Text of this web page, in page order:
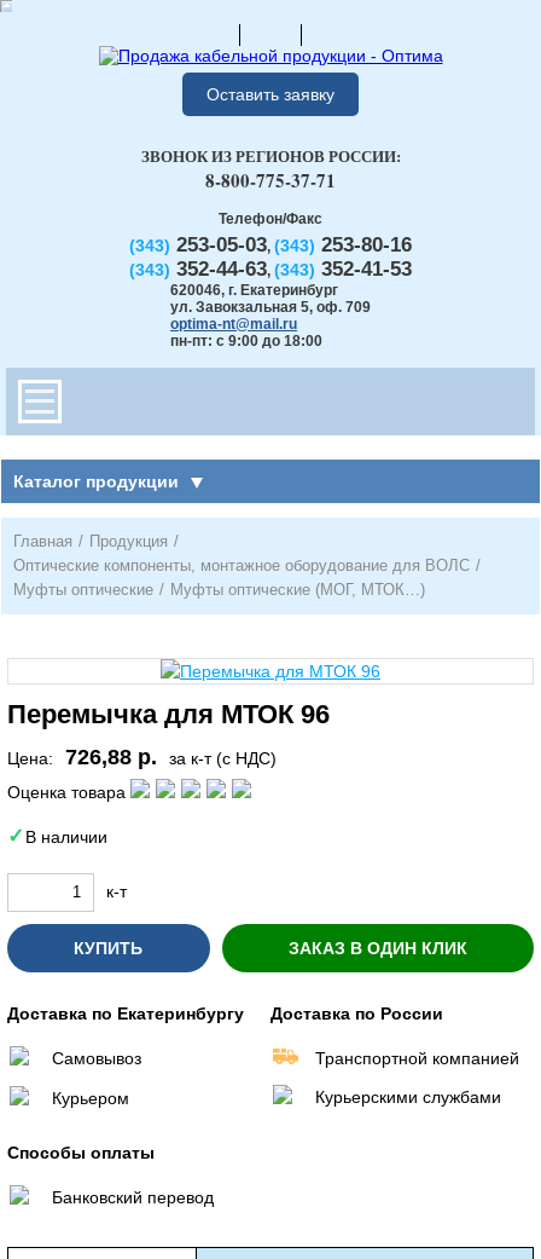
Оставить заявку
Телефон/Факс
(343) 253-05-03, (343) 253-80-16
(343) 352-44-63, (343) 352-41-53
620046, г. Екатеринбург
ул. Завокзальная 5, оф. 709
optima-nt@mail.ru
пн-пт: с 9:00 до 18:00
ЗВОНОК ИЗ РЕГИОНОВ РОССИИ:
8-800-775-37-71
Каталог продукции
Главная / Продукция /
Оптические компоненты, монтажное оборудование для ВОЛС /
Муфты оптические / Муфты оптические (МОГ, МТОК…)
Перемычка для МТОК 96
Цена: 726,88 р.
за к-т (с НДС)
Оценка товара
В наличии
к-т
КУПИТЬ ЗАКАЗ В ОДИН КЛИК
Доставка по Екатеринбургу
Самовывоз
Курьером
Доставка по России
Транспортной компанией
Курьерскими службами
Способы оплаты
Банковский перевод